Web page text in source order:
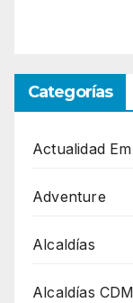
Categorías
Actualidad
Adventure
Alcaldías
Alcaldías